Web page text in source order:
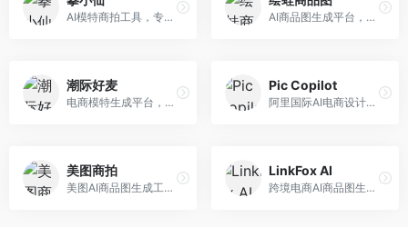
AI模特商拍工具，专注于服装电商。面向服装电商卖家，提供虚拟模特试穿、商品展示图生成等服务，模特形象多样，拍摄成本低。 AI商品图生成平台，支持模特换装和场景生成。面向电商卖家，提供商品上身效果展示、场景化商品图生成等服务，电商营销效果显著。
潮际好麦
电商模特生成平台，支持AI虚拟模特创作。面向服装和配饰电商，提供模特试穿、商品展示、营销素材生成等服务，模特形象可定制。
Pic Copilot
阿里国际AI电商设计工具，专注于跨境电商。面向跨境电商卖家，提供商品图优化、营销海报生成、多语言适配等服务，海外市场适配性强。
美图商拍
美图AI商品图生成工具，整合美图生态。面向电商卖家，提供商品图美化、模特替换、场景生成等服务，移动端操作便捷。
LinkFox AI
跨境电商AI商品图生成工具。面向跨境电商卖家，支持多语言商品图生成、模特替换、场景优化等服务，适配海外电商平台需求。